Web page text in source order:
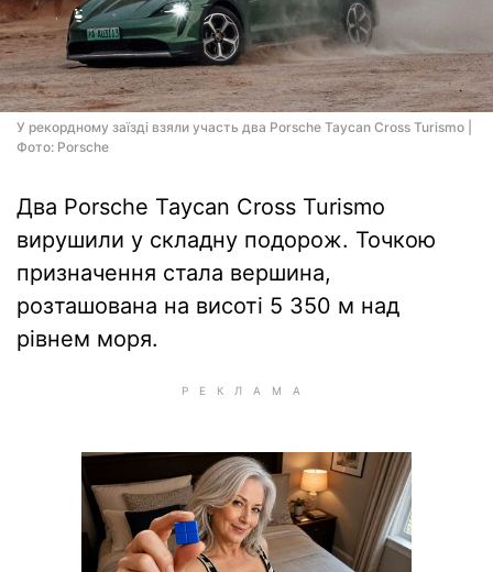
У рекордному заїзді взяли участь два Porsche Taycan Cross Turismo |
Фото: Porsche
Два Porsche Taycan Cross Turismo
вирушили у складну подорож. Точкою
призначення стала вершина,
розташована на висоті 5 350 м над
рівнем моря.